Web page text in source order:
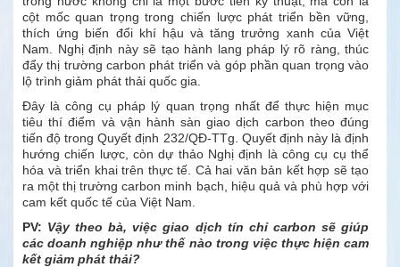
cột mốc quan trọng trong chiến lược phát triển bền vững,
thích ứng biến đổi khí hậu và tăng trưởng xanh của Việt
Nam. Nghị định này sẽ tạo hành lang pháp lý rõ ràng, thúc
đẩy thị trường carbon phát triển và góp phần quan trọng vào
lộ trình giảm phát thải quốc gia.
Đây là công cụ pháp lý quan trọng nhất để thực hiện mục
tiêu thí điểm và vận hành sàn giao dịch carbon theo đúng
tiến độ trong Quyết định 232/QĐ-TTg. Quyết định này là định
hướng chiến lược, còn dự thảo Nghị định là công cụ cụ thể
hóa và triển khai trên thực tế. Cả hai văn bản kết hợp sẽ tạo
ra một thị trường carbon minh bạch, hiệu quả và phù hợp với
cam kết quốc tế của Việt Nam.
PV: Vậy theo bà, việc giao dịch tín chỉ carbon sẽ giúp
các doanh nghiệp như thế nào trong việc thực hiện cam
kết giảm phát thải?